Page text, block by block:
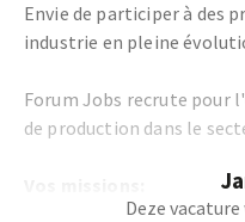
Envie de participer à des
industrie en pleine
Forum Jobs recrute pour
de production dans le
Deze